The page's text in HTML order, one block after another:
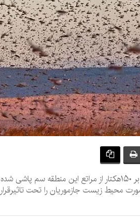
بعد از حمله امسال ملخ صحرایی به جنوب کرمان بالغ بر
محیط زیست جازموریان را تحت